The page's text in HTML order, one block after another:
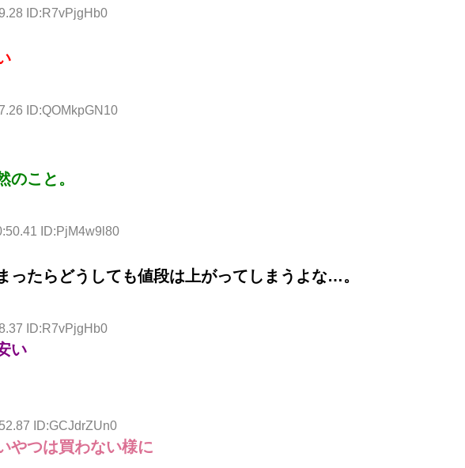
ID:R7vPjgHb0
ID:QOMkpGN10
のこと。
ID:PjM4w9l80
ったらどうしても値段は上がってしまうよな…。
ID:R7vPjgHb0
い
ID:GCJdrZUn0
やつは買わない様に